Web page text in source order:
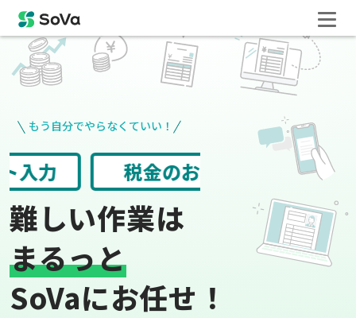
もう自分でやらなくていい！
請求書や領収書 役所手続き
難しい作業は
まるっと
SoVaにお任せ！